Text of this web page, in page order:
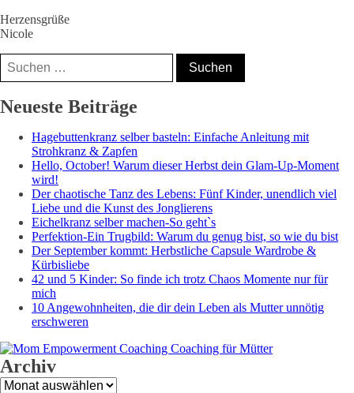
Herzensgrüße
Nicole
Suchen
nach:
Nicole, Mama⁵,
Coach
Neueste Beiträge
Hagebuttenkranz selber basteln: Einfache Anleitung mit
Strohkranz & Zapfen
Hello, October! Warum dieser Herbst dein Glam-Up-Moment
wird!
Der chaotische Tanz des Lebens: Fünf Kinder, unendlich viel
Liebe und die Kunst des Jonglierens
Eichelkranz selber machen-So geht`s
Perfektion-Ein Trugbild: Warum du genug bist, so wie du bist
Der September kommt: Herbstliche Capsule Wardrobe &
Kürbisliebe
42 und 5 Kinder: So finde ich trotz Chaos Momente nur für
mich
10 Angewohnheiten, die dir dein Leben als Mutter unnötig
erschweren
Archiv
Archiv